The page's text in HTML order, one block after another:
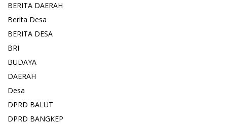
BERITA DAERAH
Berita Desa
BERITA DESA
BRI
BUDAYA
DAERAH
Desa
DPRD BALUT
DPRD BANGKEP